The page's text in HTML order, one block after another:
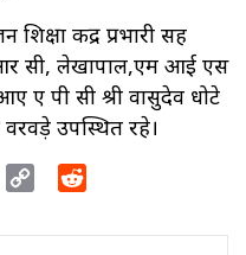
केंद्र प्रभारी सह
सी, लेखापाल,एम आई एस
ए पी सी श्री वासुदेव धोटे
उपस्थित रहे।
Copy